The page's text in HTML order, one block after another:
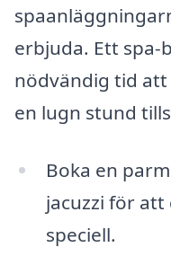
erbjuda. Ett spa-
nödvändig tid
en lugn stund
Boka en
jacuzzi för
speciell.